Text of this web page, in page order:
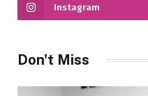
Instagram
Don't Miss